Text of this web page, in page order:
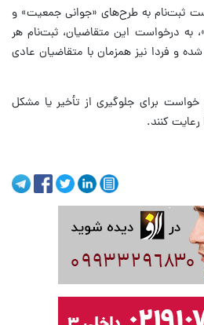
ثبت‌نام به طرح‌های «جوانی جمعیت» و
به درخواست این متقاضیان، ثبت‌نام هر
و فردا نیز همزمان با متقاضیان عادی
خواست برای جلوگیری از تأخیر یا مشکل
رعایت کنند.